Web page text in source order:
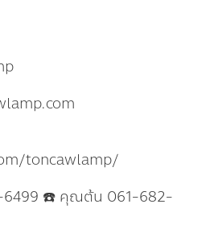
toncawlamp/
☎️ คุณต้น 061-682-